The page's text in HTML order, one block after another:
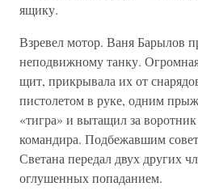
ящику.
Взревел мотор. Ваня Барылов
неподвижному танку.
щит, прикрывала их от
пистолетом в руке, одним
«тигра» и вытащил за
командира. Подбежавшим
Светана передал двух других
оглушенных попаданием.